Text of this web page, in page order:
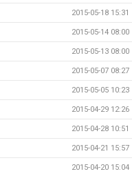
2015-05-18 15:31
2015-05-14 08:00
2015-05-13 08:00
2015-05-07 08:27
2015-05-05 10:23
2015-04-29 12:26
2015-04-28 10:51
2015-04-21 15:57
2015-04-20 15:04